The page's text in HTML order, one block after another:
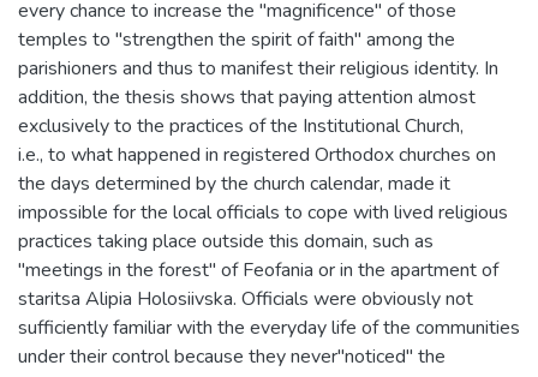
every chance to increase the "magnificence" of those
temples to "strengthen the spirit of faith" among the
parishioners and thus to manifest their religious identity. In
addition, the thesis shows that paying attention almost
exclusively to the practices of the Institutional Church,
i.e., to what happened in registered Orthodox churches on
the days determined by the church calendar, made it
impossible for the local officials to cope with lived religious
practices taking place outside this domain, such as
"meetings in the forest" of Feofania or in the apartment of
staritsa Alipia Holosiivska. Officials were obviously not
sufficiently familiar with the everyday life of the communities
under their control because they never"noticed" the